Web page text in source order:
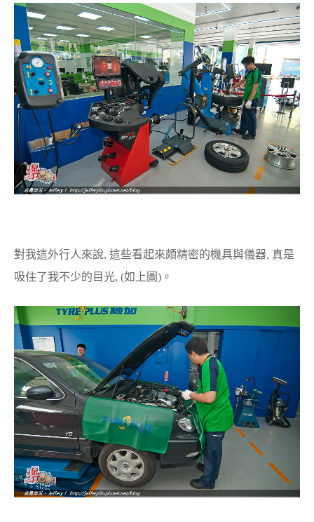
對我這外行人來說, 這些看起來頗精密的機具與儀器, 真是
吸住了我不少的目光, (如上圖)。